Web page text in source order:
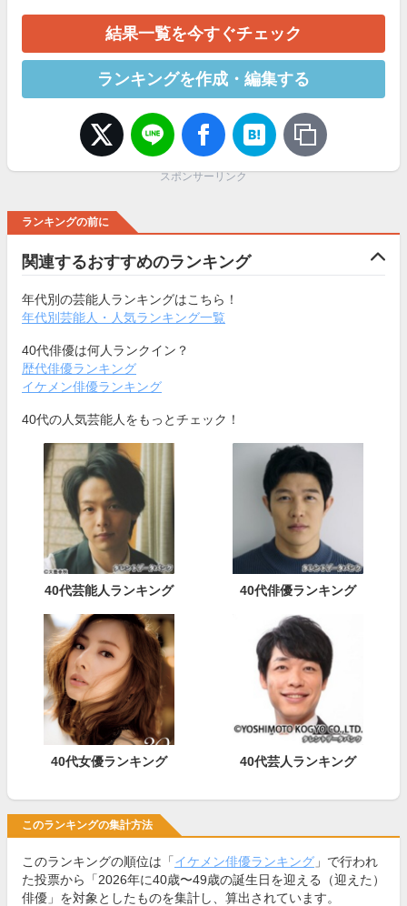
結果一覧を今すぐチェック
ランキングを作成・編集する
スポンサーリンク
ランキングの前に
関連するおすすめのランキング
年代別の芸能人ランキングはこちら！
年代別芸能人・人気ランキング一覧
40代俳優は何人ランクイン？
歴代俳優ランキング
イケメン俳優ランキング
40代の人気芸能人をもっとチェック！
40代芸能人ランキング 40代俳優ランキング
40代女優ランキング 40代芸人ランキング
このランキングの集計方法
このランキングの順位は「イケメン俳優ランキング 」で行われ
た投票から「2026年に40歳〜49歳の誕生日を迎える（迎えた）
俳優」を対象としたものを集計し、算出されています。